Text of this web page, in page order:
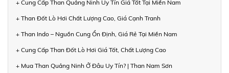
+ Cung Cấp Than Quảng Ninh Uy Tín Giá Tốt Tại Miền Nam
+ Than Đốt Lò Hơi Chất Lượng Cao, Giá Cạnh Tranh
+ Than Indo – Nguồn Cung Ổn Định, Giá Rẻ Tại Miền Nam
+ Cung Cấp Than Đốt Lò Hơi Giá Tốt, Chất Lượng Cao
+ Mua Than Quảng Ninh Ở Đâu Uy Tín? | Than Nam Sơn